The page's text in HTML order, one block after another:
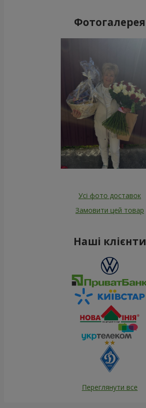
Фотогалерея
Усі фото доставок
Замовити цей товар
Наші клієнти
Переглянути все